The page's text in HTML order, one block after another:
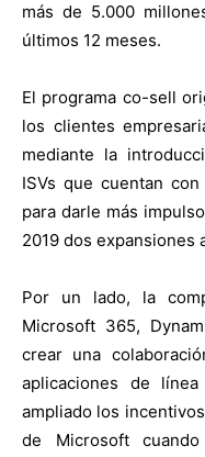
más de 5.000
últimos 12 meses.
El programa co-sell
los clientes
mediante la
ISVs que cuentan
para darle más
2019 dos expansiones
Por un lado, la
Microsoft 365,
crear una
aplicaciones de
ampliado los
de Microsoft